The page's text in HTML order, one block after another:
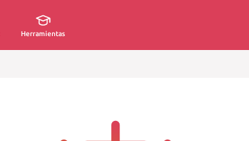
Herramientas